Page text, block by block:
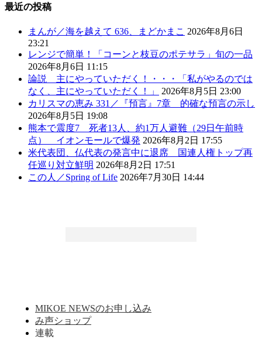
最近の投稿
まんが／海を越えて 636、まどかまこ 2026年8月6日
23:21
レンジで簡単！「コーンと枝豆のポテサラ」旬の一品
2026年8月6日 11:15
論説 主にやっていただく！・・・「私がやるのでは
なく、主にやっていただく！」
2026年8月5日 23:00
カリスマの恵み 331／『預言』7章 的確な預言の示し
2026年8月5日 19:08
熊本で震度7 死者13人、約1万人避難（29日午前時
点） イオンモールで爆発 2026年8月2日 17:55
米代表団、仏代表の発言中に退席 国連人権トップ再
任巡り対立鮮明 2026年8月2日 17:51
この人／Spring of Life 2026年7月30日 14:44
MIKOE NEWSのお申し込み
み声ショップ
連載